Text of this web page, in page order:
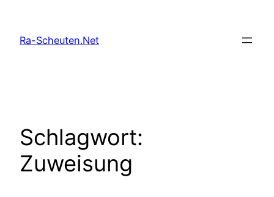
springen
Ra-Scheuten.Net
Schlagwort:
Zuweisung